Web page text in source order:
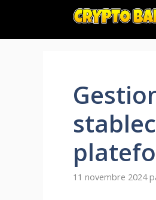
contenu
11 novembre 2024